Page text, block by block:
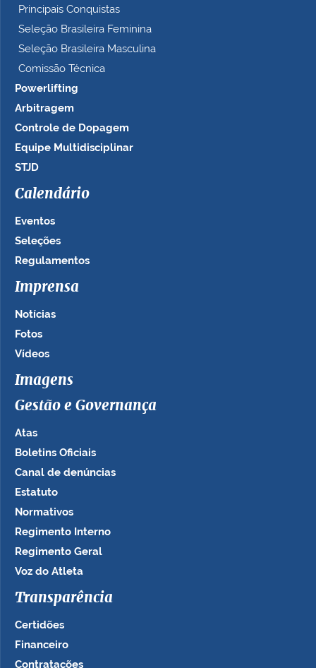
Principais Conquistas
Seleção Brasileira Feminina
Seleção Brasileira Masculina
Comissão Técnica
Powerlifting
Arbitragem
Controle de Dopagem
Equipe Multidisciplinar
STJD
Calendário
Eventos
Seleções
Regulamentos
Imprensa
Notícias
Fotos
Vídeos
Imagens
Gestão e Governança
Atas
Boletins Oficiais
Canal de denúncias
Estatuto
Normativos
Regimento Interno
Regimento Geral
Voz do Atleta
Transparência
Certidões
Financeiro
Contratações